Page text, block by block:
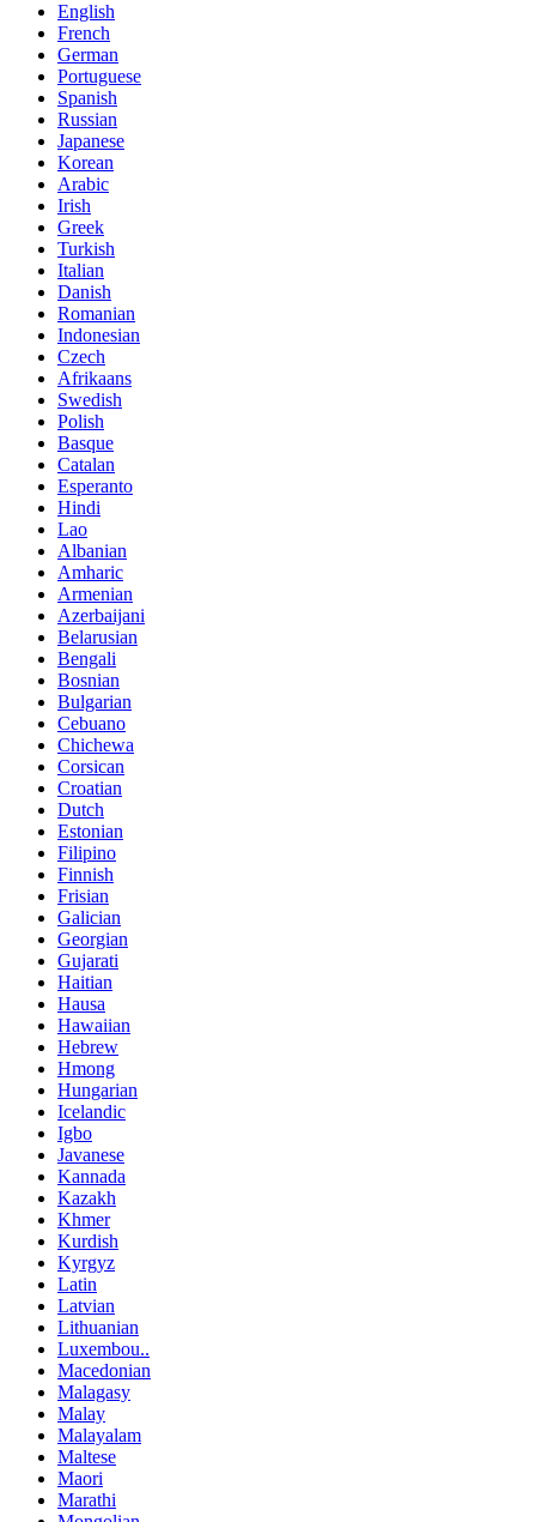
English
French
German
Portuguese
Spanish
Russian
Japanese
Korean
Arabic
Irish
Greek
Turkish
Italian
Danish
Romanian
Indonesian
Czech
Afrikaans
Swedish
Polish
Basque
Catalan
Esperanto
Hindi
Lao
Albanian
Amharic
Armenian
Azerbaijani
Belarusian
Bengali
Bosnian
Bulgarian
Cebuano
Chichewa
Corsican
Croatian
Dutch
Estonian
Filipino
Finnish
Frisian
Galician
Georgian
Gujarati
Haitian
Hausa
Hawaiian
Hebrew
Hmong
Hungarian
Icelandic
Igbo
Javanese
Kannada
Kazakh
Khmer
Kurdish
Kyrgyz
Latin
Latvian
Lithuanian
Luxembou..
Macedonian
Malagasy
Malay
Malayalam
Maltese
Maori
Marathi